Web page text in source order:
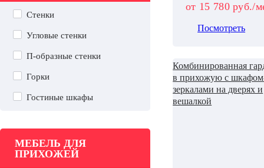
Стенки
Угловые стенки
П-образные стенки
Горки
Гостиные шкафы
МЕБЕЛЬ ДЛЯ
ПРИХОЖЕЙ
от 15 780 руб./
Посмотреть
Комбинированная
в прихожую с
зеркалами на дверях и
вешалкой